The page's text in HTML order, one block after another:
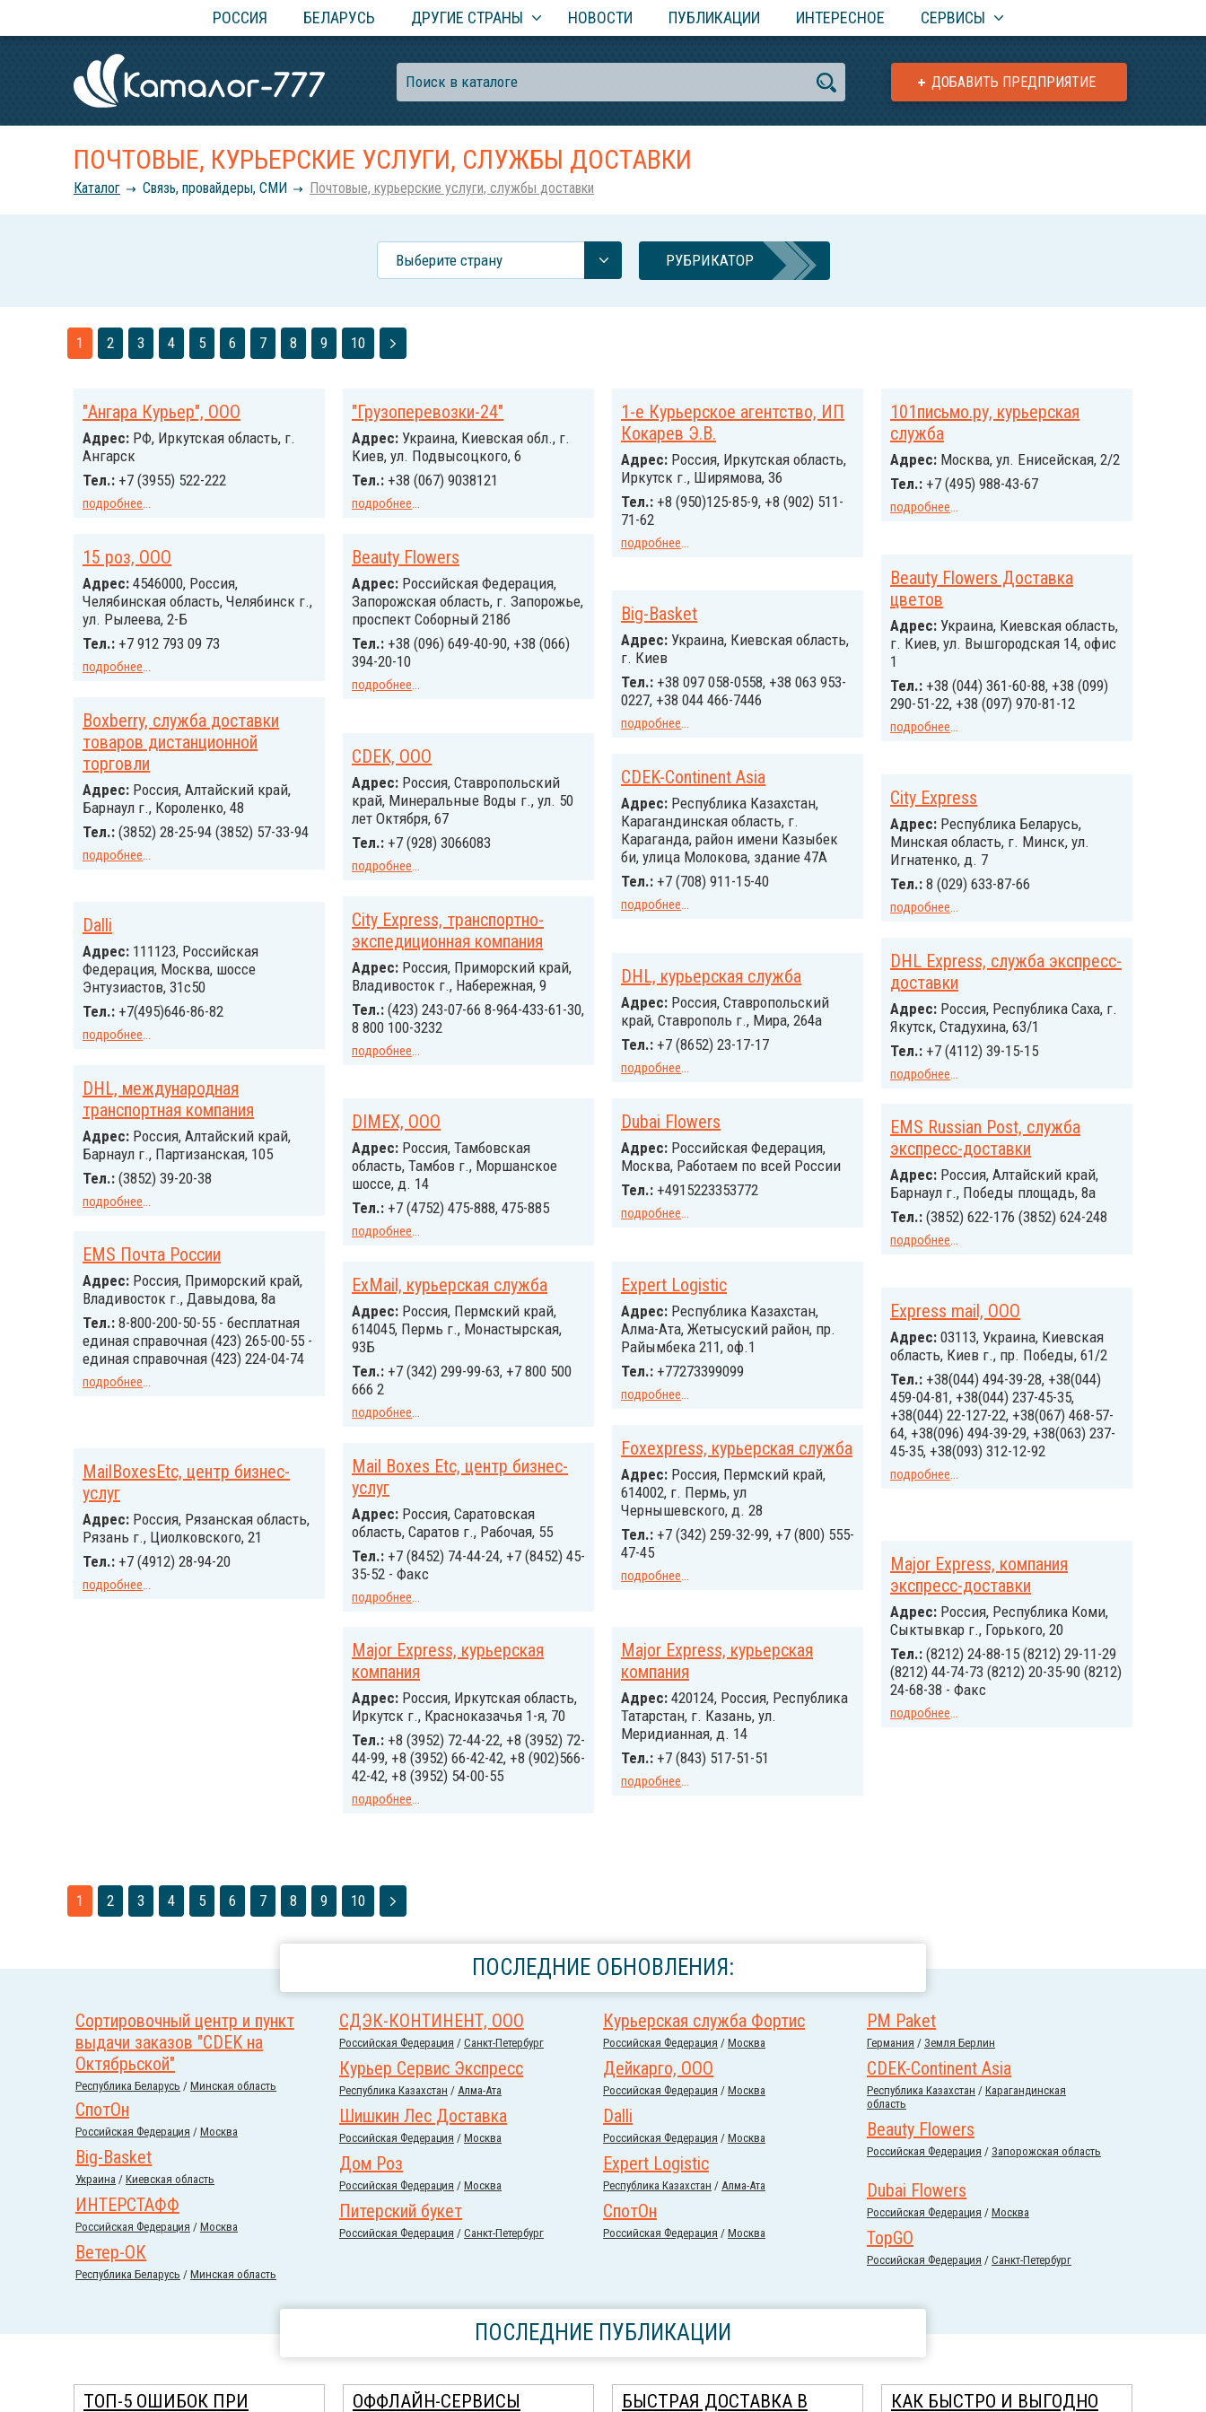
РОССИЯ БЕЛАРУСЬ ДРУГИЕ СТРАНЫ НОВОСТИ ПУБЛИКАЦИИ ИНТЕРЕСНОЕ СЕРВИСЫ
ДОБАВИТЬ ПРЕДПРИЯТИЕ
ПОЧТОВЫЕ, КУРЬЕРСКИЕ УСЛУГИ, СЛУЖБЫ ДОСТАВКИ
Каталог Связь, провайдеры, СМИ Почтовые, курьерские услуги, службы доставки
Выберите страну РУБРИКАТОР
1 2 3 4 5 6 7 8 9 10
"Ангара Курьер", ООО
Адрес: РФ, Иркутская область, г.
Ангарск
Тел.: +7 (3955) 522-222
подробнее...
"Грузоперевозки-24"
Адрес: Украина, Киевская обл., г.
Киев, ул. Подвысоцкого, 6
Тел.: +38 (067) 9038121
подробнее...
1-е Курьерское агентство, ИП
Кокарев Э.В.
Адрес: Россия, Иркутская область,
Иркутск г., Ширямова, 36
Тел.: +8 (950)125-85-9, +8 (902) 511-
71-62
подробнее...
101письмо.ру, курьерская
служба
Адрес: Москва, ул. Енисейская, 2/2
Тел.: +7 (495) 988-43-67
подробнее...
15 роз, ООО
Адрес: 4546000, Россия,
Челябинская область, Челябинск г.,
ул. Рылеева, 2-Б
Тел.: +7 912 793 09 73
подробнее...
Beauty Flowers
Адрес: Российcкая Федерация,
Запорожская область, г. Запорожье,
проспект Соборный 218б
Тел.: +38 (096) 649-40-90, +38 (066)
394-20-10
подробнее...
Beauty Flowers Доставка
цветов
Адрес: Украина, Киевская область,
г. Киев, ул. Вышгородская 14, офис
1
Тел.: +38 (044) 361-60-88, +38 (099)
290-51-22, +38 (097) 970-81-12
подробнее...
Big-Basket
Адрес: Украина, Киевская область,
г. Киев
Тел.: +38 097 058-0558, +38 063 953-
0227, +38 044 466-7446
подробнее...
Boxberry, служба доставки
товаров дистанционной
торговли
Адрес: Россия, Алтайский край,
Барнаул г., Короленко, 48
Тел.: (3852) 28-25-94 (3852) 57-33-94
подробнее...
CDEK, ООО
Адрес: Россия, Ставропольский
край, Минеральные Воды г., ул. 50
лет Октября, 67
Тел.: +7 (928) 3066083
подробнее...
CDEK-Continent Asia
Адрес: Республика Казахстан,
Карагандинская область, г.
Караганда, район имени Казыбек
би, улица Молокова, здание 47А
Тел.: +7 (708) 911-15-40
подробнее...
City Express
Адрес: Республика Беларусь,
Минская область, г. Минск, ул.
Игнатенко, д. 7
Тел.: 8 (029) 633-87-66
подробнее...
City Express, транспортно-
экспедиционная компания
Адрес: Россия, Приморский край,
Владивосток г., Набережная, 9
Тел.: (423) 243-07-66 8-964-433-61-30,
8 800 100-3232
подробнее...
Dalli
Адрес: 111123, Российcкая
Федерация, Москва, шоссе
Энтузиастов, 31с50
Тел.: +7(495)646-86-82
подробнее...
DHL Express, служба экспресс-
доставки
Адрес: Россия, Республика Саха, г.
Якутск, Стадухина, 63/1
Тел.: +7 (4112) 39-15-15
подробнее...
DHL, курьерская служба
Адрес: Россия, Ставропольский
край, Ставрополь г., Мира, 264а
Тел.: +7 (8652) 23-17-17
подробнее...
DHL, международная
транспортная компания
Адрес: Россия, Алтайский край,
Барнаул г., Партизанская, 105
Тел.: (3852) 39-20-38
подробнее...
DIMEX, ООО
Адрес: Россия, Тамбовская
область, Тамбов г., Моршанское
шоссе, д. 14
Тел.: +7 (4752) 475-888, 475-885
подробнее...
Dubai Flowers
Адрес: Российcкая Федерация,
Москва, Работаем по всей России
Тел.: +4915223353772
подробнее...
EMS Russian Post, служба
экспресс-доставки
Адрес: Россия, Алтайский край,
Барнаул г., Победы площадь, 8а
Тел.: (3852) 622-176 (3852) 624-248
подробнее...
EMS Почта России
Адрес: Россия, Приморский край,
Владивосток г., Давыдова, 8а
Тел.: 8-800-200-50-55 - бесплатная
единая справочная (423) 265-00-55 -
единая справочная (423) 224-04-74
подробнее...
ExMail, курьерская служба
Адрес: Россия, Пермский край,
614045, Пермь г., Монастырская,
93Б
Тел.: +7 (342) 299-99-63, +7 800 500
666 2
подробнее...
Expert Logistic
Адрес: Республика Казахстан,
Алма-Ата, Жетысуский район, пр.
Райымбека 211, оф.1
Тел.: +77273399099
подробнее...
Express mail, ООО
Адрес: 03113, Украина, Киевская
область, Киев г., пр. Победы, 61/2
Тел.: +38(044) 494-39-28, +38(044)
459-04-81, +38(044) 237-45-35,
+38(044) 22-127-22, +38(067) 468-57-
64, +38(096) 494-39-29, +38(063) 237-
45-35, +38(093) 312-12-92
подробнее...
Foxexpress, курьерская служба
Адрес: Россия, Пермский край,
614002, г. Пермь, ул
Чернышевского, д. 28
Тел.: +7 (342) 259-32-99, +7 (800) 555-
47-45
подробнее...
Mail Boxes Etc, центр бизнес-
услуг
Адрес: Россия, Саратовская
область, Саратов г., Рабочая, 55
Тел.: +7 (8452) 74-44-24, +7 (8452) 45-
35-52 - Факс
подробнее...
MailBoxesEtc, центр бизнес-
услуг
Адрес: Россия, Рязанская область,
Рязань г., Циолковского, 21
Тел.: +7 (4912) 28-94-20
подробнее...
Major Express, компания
экспресс-доставки
Адрес: Россия, Республика Коми,
Сыктывкар г., Горького, 20
Тел.: (8212) 24-88-15 (8212) 29-11-29
(8212) 44-74-73 (8212) 20-35-90 (8212)
24-68-38 - Факс
подробнее...
Major Express, курьерская
компания
Адрес: Россия, Иркутская область,
Иркутск г., Красноказачья 1-я, 70
Тел.: +8 (3952) 72-44-22, +8 (3952) 72-
44-99, +8 (3952) 66-42-42, +8 (902)566-
42-42, +8 (3952) 54-00-55
подробнее...
Major Express, курьерская
компания
Адрес: 420124, Россия, Республика
Татарстан, г. Казань, ул.
Меридианная, д. 14
Тел.: +7 (843) 517-51-51
подробнее...
1 2 3 4 5 6 7 8 9 10
ПОСЛЕДНИЕ ОБНОВЛЕНИЯ:
Сортировочный центр и пункт
выдачи заказов "CDEK на
Октябрьской"
Республика Беларусь / Минская область
СДЭК-КОНТИНЕНТ, ООО
Российcкая Федерация / Санкт-Петербург
Курьерская служба Фортис
Российcкая Федерация / Москва
PM Paket
Германия / Земля Берлин
Курьер Сервис Экспресс
Республика Казахстан / Алма-Ата
Дейкарго, ООО
Российcкая Федерация / Москва
CDEK-Continent Asia
Республика Казахстан / Карагандинская
область
СпотОн
Российcкая Федерация / Москва
Шишкин Лес Доставка
Российcкая Федерация / Москва
Dalli
Российcкая Федерация / Москва Beauty Flowers
Российcкая Федерация / Запорожская область
Big-Basket
Украина / Киевская область
Дом Роз
Российcкая Федерация / Москва
Expert Logistic
Республика Казахстан / Алма-Ата Dubai Flowers
Российcкая Федерация / Москва
ИНТЕРСТАФФ
Российcкая Федерация / Москва
Питерский букет
Российcкая Федерация / Санкт-Петербург
СпотОн
Российcкая Федерация / Москва TopGO
Российcкая Федерация / Санкт-Петербург
Ветер-ОК
Республика Беларусь / Минская область
ПОСЛЕДНИЕ ПУБЛИКАЦИИ
ТОП-5 ОШИБОК ПРИ ОФФЛАЙН-СЕРВИСЫ БЫСТРАЯ ДОСТАВКА В КАК БЫСТРО И ВЫГОДНО